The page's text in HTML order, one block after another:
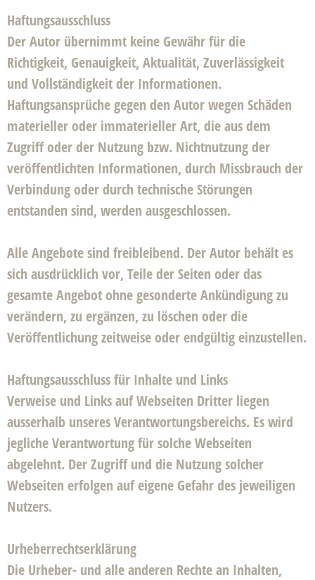
Haftungsausschluss
Der Autor übernimmt keine Gewähr für die
Richtigkeit, Genauigkeit, Aktualität, Zuverlässigkeit
und Vollständigkeit der Informationen.
Haftungsansprüche gegen den Autor wegen Schäden
materieller oder immaterieller Art, die aus dem
Zugriff oder der Nutzung bzw. Nichtnutzung der
veröffentlichten Informationen, durch Missbrauch der
Verbindung oder durch technische Störungen
entstanden sind, werden ausgeschlossen.
Alle Angebote sind freibleibend. Der Autor behält es
sich ausdrücklich vor, Teile der Seiten oder das
gesamte Angebot ohne gesonderte Ankündigung zu
verändern, zu ergänzen, zu löschen oder die
Veröffentlichung zeitweise oder endgültig einzustellen.
Haftungsausschluss für Inhalte und Links
Verweise und Links auf Webseiten Dritter liegen
ausserhalb unseres Verantwortungsbereichs. Es wird
jegliche Verantwortung für solche Webseiten
abgelehnt. Der Zugriff und die Nutzung solcher
Webseiten erfolgen auf eigene Gefahr des jeweiligen
Nutzers.
Urheberrechtserklärung
Die Urheber- und alle anderen Rechte an Inhalten,